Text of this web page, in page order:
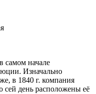
самом начале
Изначально
в 1840 г. компания
сей день расположены её